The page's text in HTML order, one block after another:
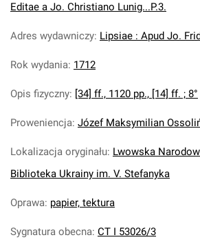
Editae a Jo. Christiano Lunig...P.3.
Adres wydawniczy: Lipsiae : Apud Jo.
Rok wydania: 1712
Opis fizyczny: [34] ff., 1120 pp., [14] ff. ; 8°
Proweniencja: Józef Maksymilian
Lokalizacja oryginału: Lwowska
Biblioteka Ukrainy im. V. Stefanyka
Oprawa: papier, tektura
Sygnatura obecna: CT I 53026/3